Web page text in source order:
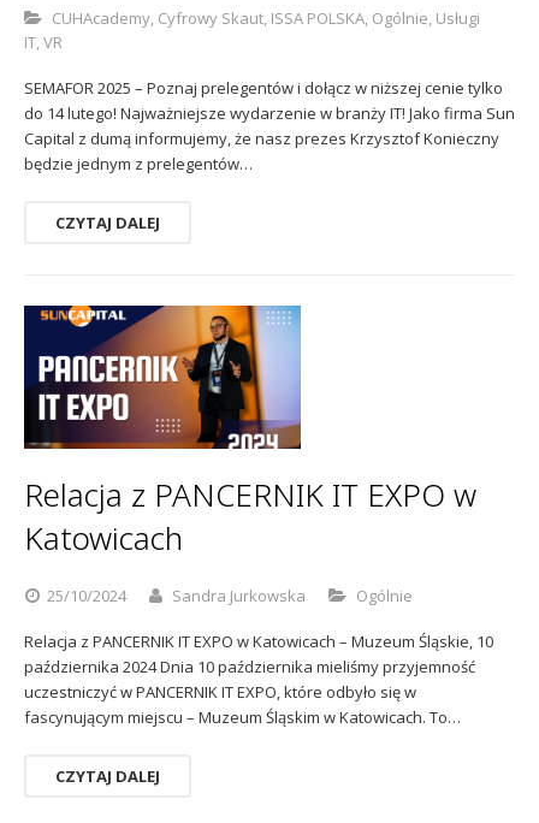
CUHAcademy, Cyfrowy Skaut, ISSA POLSKA, Ogólnie, Usługi
IT,VR
SEMAFOR 2025 – Poznaj prelegentów i dołącz w niższej cenie tylko
do 14 lutego! Najważniejsze wydarzenie w branży IT! Jako firma Sun
Capital z dumą informujemy, że nasz prezes Krzysztof Konieczny
będzie jednym z prelegentów…
CZYTAJ DALEJ
Relacja z PANCERNIK IT EXPO w
Katowicach
25/10/2024 Sandra Jurkowska Ogólnie
Relacja z PANCERNIK IT EXPO w Katowicach – Muzeum Śląskie, 10
października 2024 Dnia 10 października mieliśmy przyjemność
uczestniczyć w PANCERNIK IT EXPO, które odbyło się w
fascynującym miejscu – Muzeum Śląskim w Katowicach. To…
CZYTAJ DALEJ